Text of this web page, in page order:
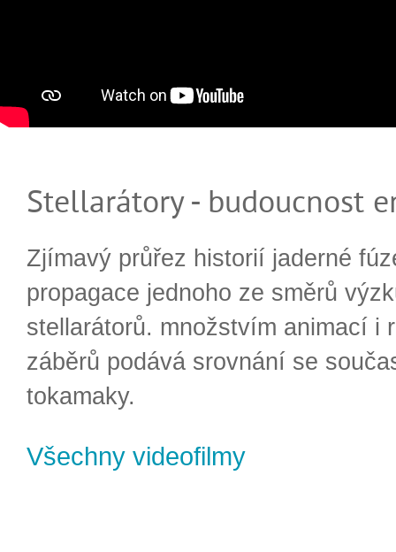
Stellarátory - budoucnost
Zjímavý průřez historií jaderné
propagace jednoho ze směrů
stellarátorů. množstvím animací i
záběrů podává srovnání se
tokamaky.
Všechny videofilmy